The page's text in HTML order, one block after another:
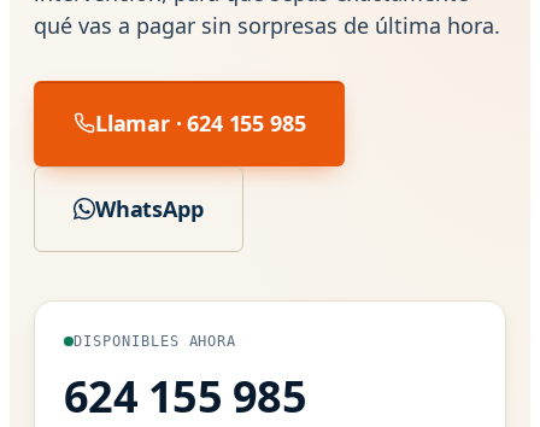
qué vas a pagar sin sorpresas de última hora.
Llamar · 624 155 985
WhatsApp
DISPONIBLES AHORA
624 155 985